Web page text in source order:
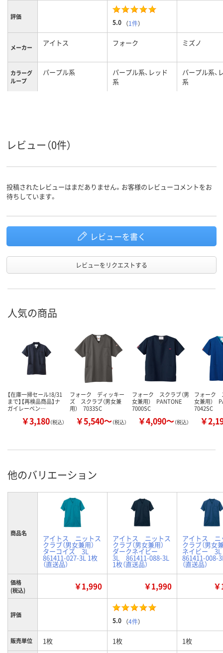
評価
5.0 （1件）
メーカー アイトス フォーク ミズノ
カラーグ
ループ
パープル系
パープル系、レッド
系
パープル系、
系
レビュー（0件）
投稿されたレビューはまだありません。お客様のレビューコメントをお
待ちしています。
レビューを書く
レビューをリクエストする
人気の商品
【在庫一掃セール！8/31
まで】【再検品商品】ナ
ガイレーベン…
￥3,180（税込）
フォーク ディッキー
ズ スクラブ（男女兼
用） 7033SC
￥5,540～（税込）
フォーク スクラブ（男
女兼用） PANTONE
7000SC
￥4,090～（税込）
フォーク
女兼用）
7042SC
￥
他のバリエーション
商品名
アイトス ニットス
クラブ（男女兼用）
ターコイズ 3L
861411-027-3L 1枚
（直送品）
アイトス ニットス
クラブ（男女兼用）
ダークネイビー
3L 861411-088-3L
1枚（直送品）
アイトス ニ
クラブ（男女
ネイビー
861411-008-
（直送品）
価格
(税込)
￥1,990 ￥1,990
評価
5.0 （4件）
販売単位 1枚 1枚 1枚